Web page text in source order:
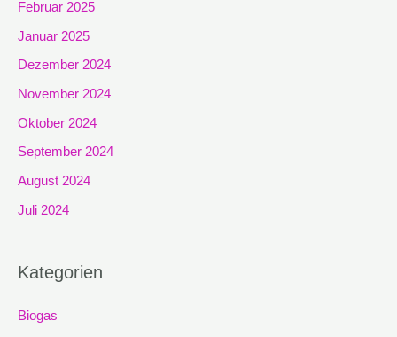
Februar 2025
Januar 2025
Dezember 2024
November 2024
Oktober 2024
September 2024
August 2024
Juli 2024
Kategorien
Biogas